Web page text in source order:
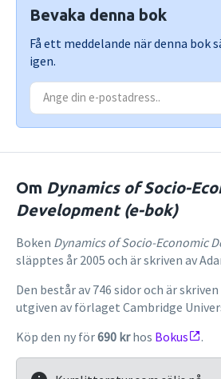
Bevaka denna bok
Få ett meddelande när denna bok
igen.
Om Dynamics of Socio-
Development (e-bok)
Boken Dynamics of Socio-Economic
släpptes år 2005 och är skriven av
Den består av 746 sidor och är
utgiven av förlaget Cambridge
Köp den ny för690 krhos Bokus .